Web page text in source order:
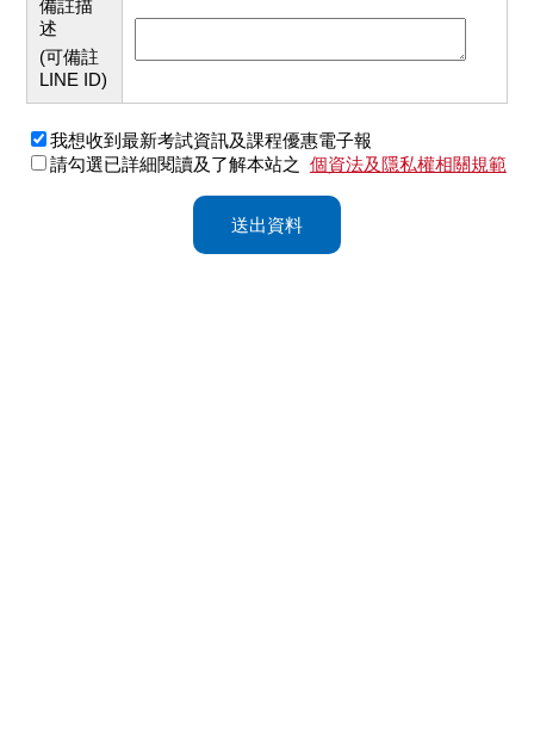
備註描
述
(可備註
LINE ID)
我想收到最新考試資訊及課程優惠電子報
請勾選已詳細閱讀及了解本站之 個資法及隱私權相關規範
送出資料